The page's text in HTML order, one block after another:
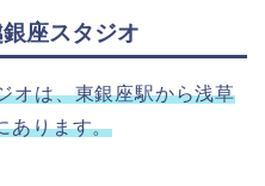
座スタジオ
オは、東銀座駅から浅草
あります。